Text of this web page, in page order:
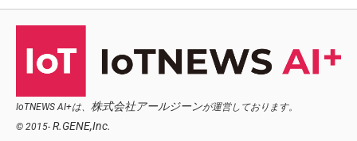
IoTNEWS AI+は、 株式会社アールジーンが運営しております。
© 2015- R.GENE,Inc.